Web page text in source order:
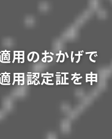
用のおかげで
用認定証を申